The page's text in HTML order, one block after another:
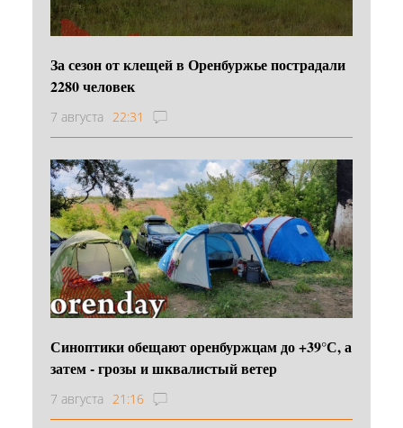
За сезон от клещей в Оренбуржье пострадали
2280 человек
7 августа 22:31
Синоптики обещают оренбуржцам до +39°С, а
затем - грозы и шквалистый ветер
7 августа 21:16